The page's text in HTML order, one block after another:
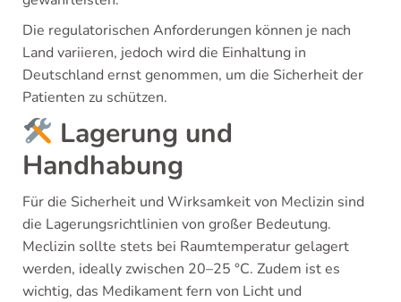
Die regulatorischen Anforderungen können je nach
Land variieren, jedoch wird die Einhaltung in
Deutschland ernst genommen, um die Sicherheit der
Patienten zu schützen.
Lagerung und
Handhabung
Für die Sicherheit und Wirksamkeit von Meclizin sind
die Lagerungsrichtlinien von großer Bedeutung.
Meclizin sollte stets bei Raumtemperatur gelagert
werden, ideally zwischen 20–25 °C. Zudem ist es
wichtig, das Medikament fern von Licht und